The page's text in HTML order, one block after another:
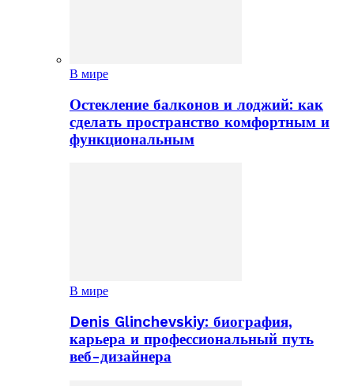
В мире
Остекление балконов и лоджий: как
сделать пространство комфортным и
функциональным
В мире
Denis Glinchevskiy: биография,
карьера и профессиональный путь
веб-дизайнера